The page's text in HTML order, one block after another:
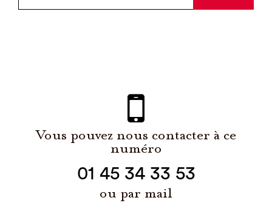
Vous pouvez nous contacter à ce
numéro
01 45 34 33 53
ou par mail